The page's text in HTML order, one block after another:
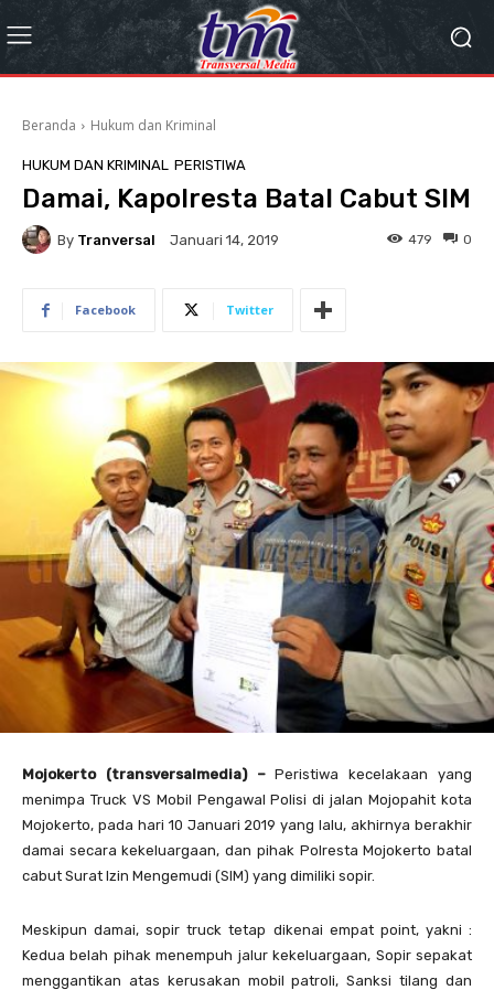
Beranda Hukum dan Kriminal
HUKUM DAN KRIMINAL PERISTIWA
Damai, Kapolresta Batal Cabut SIM
By Tranversal Januari 14, 2019 0
479
Facebook Twitter
Mojokerto (transversalmedia) –Peristiwa kecelakaan yang
menimpa Truck VS Mobil Pengawal Polisi di jalan Mojopahit kota
Mojokerto, pada hari 10 Januari 2019 yang lalu, akhirnya berakhir
damai secara kekeluargaan, dan pihak Polresta Mojokerto batal
cabut Surat Izin Mengemudi (SIM) yang dimiliki sopir.
Meskipun damai, sopir truck tetap dikenai empat point, yakni :
Kedua belah pihak menempuh jalur kekeluargaan, Sopir sepakat
menggantikan atas kerusakan mobil patroli, Sanksi tilang dan